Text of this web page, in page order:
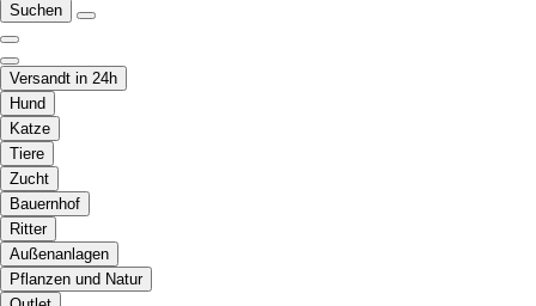
Suchen
Versandt in 24h
Hund
Katze
Tiere
Zucht
Bauernhof
Ritter
Außenanlagen
Pflanzen und Natur